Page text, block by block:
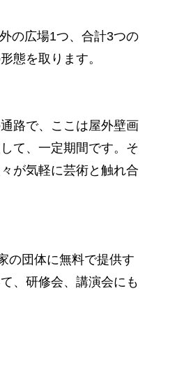
の広場1つ、合計3つの
態を取ります。
路で、ここは屋外壁画
て、一定期間です。そ
が気軽に芸術と触れ合
の団体に無料で提供す
、研修会、講演会にも